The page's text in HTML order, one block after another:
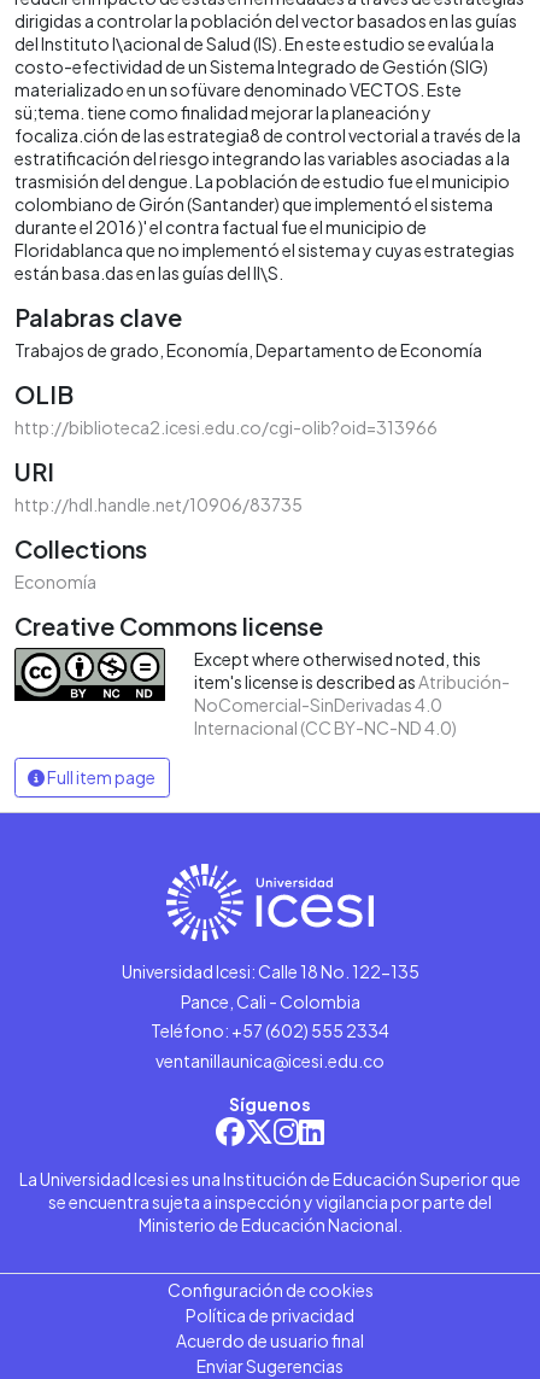
dirigidas a controlar la población del vector basados en las guías
del Instituto l\acional de Salud (IS). En este estudio se evalúa la
costo-efectividad de un Sistema Integrado de Gestión (SIG)
materializado en un sofüvare denominado VECTOS. Este
sü;tema. tiene como finalidad mejorar la planeación y
focaliza.ción de las estrategia8 de control vectorial a través de la
estratificación del riesgo integrando las variables asociadas a la
trasmisión del dengue. La población de estudio fue el municipio
colombiano de Girón (Santander) que implementó el sistema
durante el 2016 )' el contra factual fue el municipio de
Floridablanca que no implementó el sistema y cuyas estrategias
están basa.das en las guías del Il\S.
Palabras clave
Trabajos de grado Economía Departamento de Economía
OLIB
http://biblioteca2.icesi.edu.co/cgi-olib?oid=313966
URI
http://hdl.handle.net/10906/83735
Collections
Economía
Creative Commons license
Except where otherwised noted, this
item's license is described asAtribución-
NoComercial-SinDerivadas 4.0
Internacional (CC BY-NC-ND 4.0)
Full item page
Universidad Icesi: Calle 18 No. 122-135
Pance, Cali - Colombia
Teléfono: +57 (602) 555 2334
ventanillaunica@icesi.edu.co
Síguenos
La Universidad Icesi es una Institución de Educación Superior que
se encuentra sujeta a inspección y vigilancia por parte del
Ministerio de Educación Nacional.
Configuración de cookies
Política de privacidad
Acuerdo de usuario final
Enviar Sugerencias